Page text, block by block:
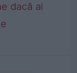
dacă ai